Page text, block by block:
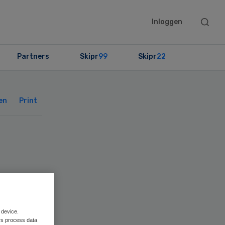
Inloggen
Search
Partners Skipr99 Skipr22
Print
process data